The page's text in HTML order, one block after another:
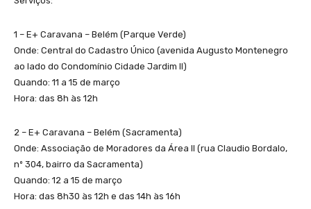
1 – E+ Caravana – Belém (Parque Verde)
Onde: Central do Cadastro Único (avenida Augusto Montenegro
ao lado do Condomínio Cidade Jardim II)
Quando: 11 a 15 de março
Hora: das 8h às 12h
2 – E+ Caravana – Belém (Sacramenta)
Onde: Associação de Moradores da Área II (rua Claudio Bordalo,
nº 304, bairro da Sacramenta)
Quando: 12 a 15 de março
Hora: das 8h30 às 12h e das 14h às 16h